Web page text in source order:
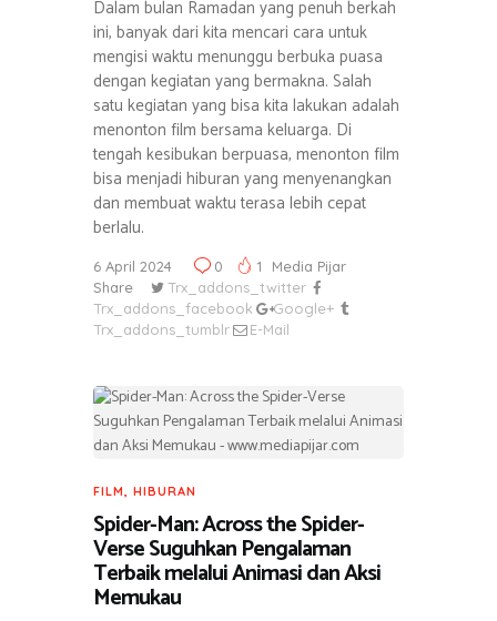
Dalam bulan Ramadan yang penuh berkah
ini, banyak dari kita mencari cara untuk
mengisi waktu menunggu berbuka puasa
dengan kegiatan yang bermakna. Salah
satu kegiatan yang bisa kita lakukan adalah
menonton film bersama keluarga. Di
tengah kesibukan berpuasa, menonton film
bisa menjadi hiburan yang menyenangkan
dan membuat waktu terasa lebih cepat
berlalu.
6 April 2024 0 1
Media Pijar
Share
Trx_addons_twitter
Trx_addons_facebook
Google+
Trx_addons_tumblr
E-Mail
FILM, HIBURAN
Spider-Man: Across the Spider-
Verse Suguhkan Pengalaman
Terbaik melalui Animasi dan Aksi
Memukau